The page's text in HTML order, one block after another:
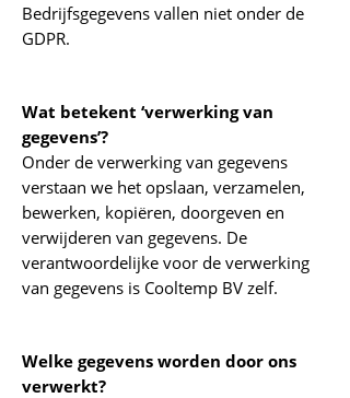
Bedrijfsgegevens vallen niet onder de
GDPR.
Wat betekent ‘verwerking van
gegevens’?
Onder de verwerking van gegevens
verstaan we het opslaan, verzamelen,
bewerken, kopiëren, doorgeven en
verwijderen van gegevens. De
verantwoordelijke voor de verwerking
van gegevens is Cooltemp BV zelf.
Welke gegevens worden door ons
verwerkt?